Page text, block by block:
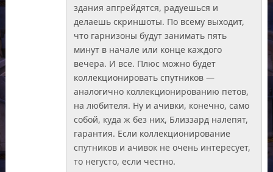
здания апгрейдятся, радуешься и
делаешь скриншоты. По всему выходит,
что гарнизоны будут занимать пять
минут в начале или конце каждого
вечера. И все. Плюс можно будет
коллекционировать спутников —
аналогично коллекционированию петов,
на любителя. Ну и ачивки, конечно, само
собой, куда ж без них, Близзард налепят,
гарантия. Если коллекционирование
спутников и ачивок не очень интересует,
то негусто, если честно.